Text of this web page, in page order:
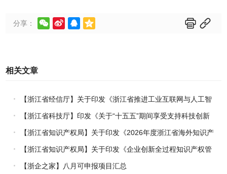
分享：      
相关文章
【浙江省经信厅】关于印发《浙江省推进工业互联网与人工智
能融合赋能行动方案》的通知
【浙江省科技厅】印发《关于“十五五”期间享受支持科技创新
进口税收优惠政策的科研机构名单核定的实施办法》的通知
【浙江省知识产权局】关于印发《2026年度浙江省海外知识产
权风险统一基础性保障保险实施方案》的通知
【浙江省知识产权局】关于印发《企业创新全过程知识产权管
理指引》的通知
【浙企之家】八月可申报项目汇总